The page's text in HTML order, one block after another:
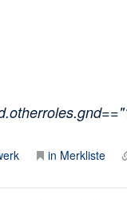
in Merkliste